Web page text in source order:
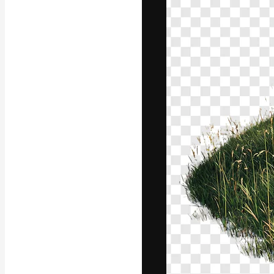
La plataforma
entre
estudios.
Español
Copyright ©